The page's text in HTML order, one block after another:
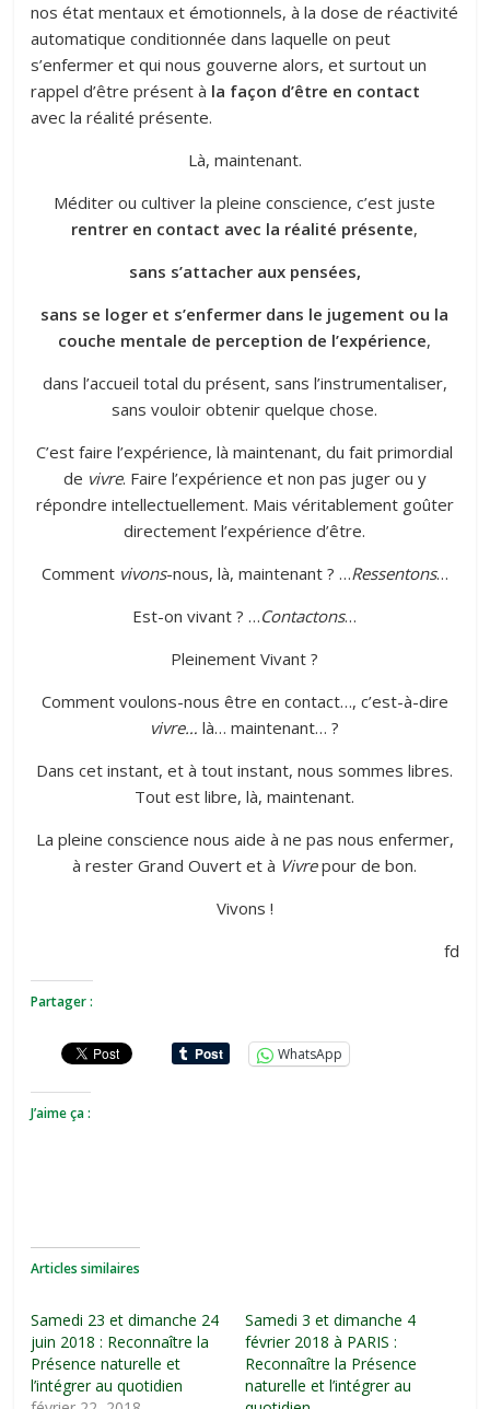
nos état mentaux et émotionnels, à la dose de réactivité
automatique conditionnée dans laquelle on peut
s’enfermer et qui nous gouverne alors, et surtout un
rappel d’être présent à la façon d’être en contact
avec la réalité présente.
Là, maintenant.
Méditer ou cultiver la pleine conscience, c’est juste
rentrer en contact avec la réalité présente,
sans s’attacher aux pensées,
sans se loger et s’enfermer dans le jugement ou la
couche mentale de perception de l’expérience,
dans l’accueil total du présent, sans l’instrumentaliser,
sans vouloir obtenir quelque chose.
C’est faire l’expérience, là maintenant, du fait primordial
de vivre. Faire l’expérience et non pas juger ou y
répondre intellectuellement. Mais véritablement goûter
directement l’expérience d’être.
Comment vivons-nous, là, maintenant ? …Ressentons…
Est-on vivant ? …Contactons…
Pleinement Vivant ?
Comment voulons-nous être en contact…, c’est-à-dire
vivre… là… maintenant… ?
Dans cet instant, et à tout instant, nous sommes libres.
Tout est libre, là, maintenant.
La pleine conscience nous aide à ne pas nous enfermer,
à rester Grand Ouvert et à Vivrepour de bon.
Vivons !
fd
Partager :
WhatsApp
J’aime ça :
Articles similaires
Samedi 23 et dimanche 24
juin 2018 : Reconnaître la
Présence naturelle et
l’intégrer au quotidien
Samedi 3 et dimanche 4
février 2018 à PARIS :
Reconnaître la Présence
naturelle et l’intégrer au